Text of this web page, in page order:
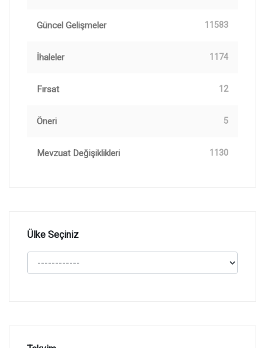
Güncel Gelişmeler 11583
İhaleler 1174
Fırsat 12
Öneri 5
Mevzuat Değişiklikleri 1130
Ülke Seçiniz